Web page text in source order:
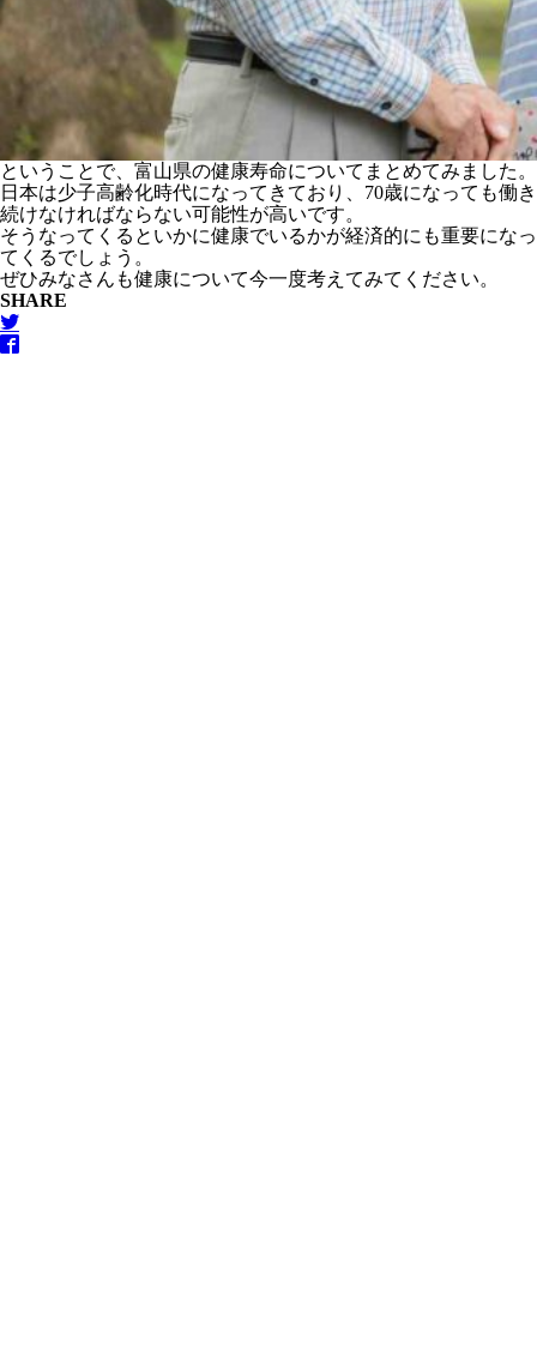
ということで、富山県の健康寿命についてまとめてみました。
日本は少子高齢化時代になってきており、70歳になっても働き
続けなければならない可能性が高いです。
そうなってくるといかに健康でいるかが経済的にも重要になっ
てくるでしょう。
ぜひみなさんも健康について今一度考えてみてください。
SHARE